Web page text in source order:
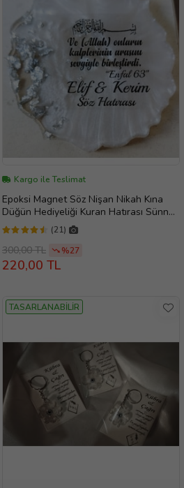
Kargo ile Teslimat
Epoksi Magnet Söz Nişan Nikah Kına
Düğün Hediyeliği Kuran Hatırası Sünnet
Mevlüt (Gümüş)
(21)
300,00 TL %27
220,00 TL
TASARLANABİLİR